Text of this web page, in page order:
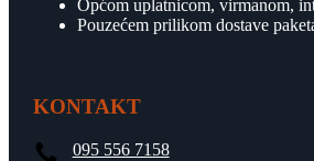
Općom uplatnicom, virmanom,
Pouzećem prilikom dostave
KONTAKT
095 556 7158